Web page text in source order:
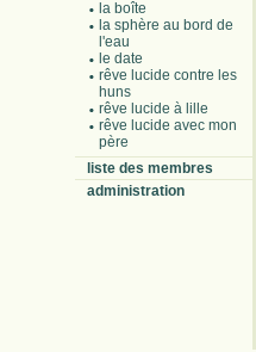
la boîte
la sphère au bord de
l'eau
le date
rêve lucide contre les
huns
rêve lucide à lille
rêve lucide avec mon
père
liste des membres
administration